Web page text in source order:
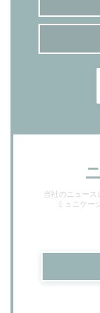
当社のニュース
ミュニケー